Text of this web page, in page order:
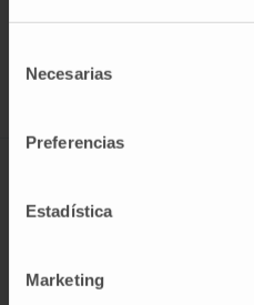
Necesarias
Preferencias
Estadística
Marketing
Tratamientos